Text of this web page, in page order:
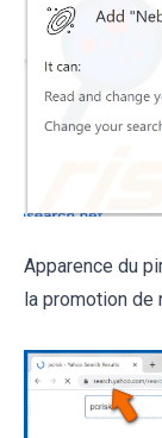
Apparence du
la promotion de